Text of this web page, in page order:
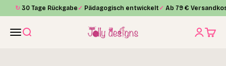
Zum Inhalt springen
↻ 30 Tage Rückgabe ✓ Pädagogisch entwickelt ✓ Ab 79 €
MenüSuche Jolly Designs